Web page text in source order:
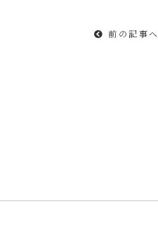
前の記事へ